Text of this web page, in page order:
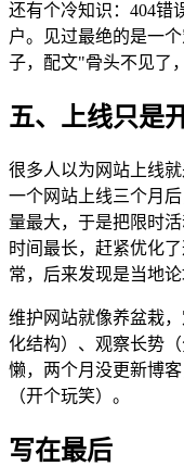
还有个冷知识：404错
户。见过最绝的是一
子，配文"骨头不见了
五、上线只是
很多人以为网站上线
一个网站上线三个月
量最大，于是把限时
时间最长，赶紧优化
常，后来发现是当地
维护网站就像养盆栽
化结构）、观察长势
懒，两个月没更新博
（开个玩笑）。
写在最后